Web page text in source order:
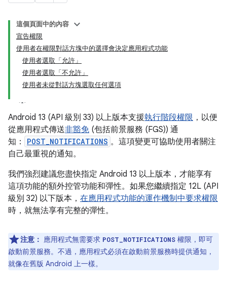
這個頁面中的內容
宣告權限
使用者在權限對話方塊中的選擇會決定應用程式功能
使用者選取「允許」
使用者選取「不允許」
使用者未從對話方塊選取任何選項
Android 13 (API 級別 33) 以上版本支援執行階段權限 ，以便
從應用程式傳送非豁免 (包括前景服務 (FGS)) 通
知：
POST_NOTIFICATIONS 。這項變更可協助使用者關注
自己最重視的通知。
我們強烈建議您盡快指定 Android 13 以上版本，才能享有
這項功能的額外控管功能和彈性。如果您繼續指定 12L (API
級別 32) 以下版本， 在應用程式功能的運作機制中要求權限
時，就無法享有完整的彈性。
注意： 應用程式無需要求 POST_NOTIFICATIONS 權限，即可
啟動前景服務。不過，應用程式必須在啟動前景服務時提供通知，
就像在舊版 Android 上一樣。